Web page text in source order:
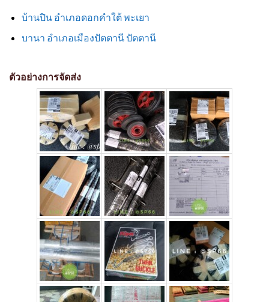
บ้านปิน อำเภอดอกคำใต้ พะเยา
บานา อำเภอเมืองปัตตานี ปัตตานี
ตัวอย่างการจัดส่ง